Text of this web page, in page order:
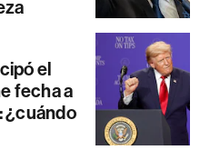
el
fecha a
¿cuándo